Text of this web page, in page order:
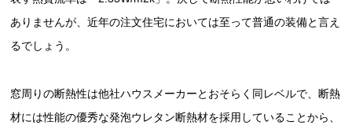
ありませんが、近年の注文住宅においては至って普通の装備と言え
るでしょう。
窓周りの断熱性は他社ハウスメーカーとおそらく同レベルで、断熱
材には性能の優秀な発泡ウレタン断熱材を採用していることから、